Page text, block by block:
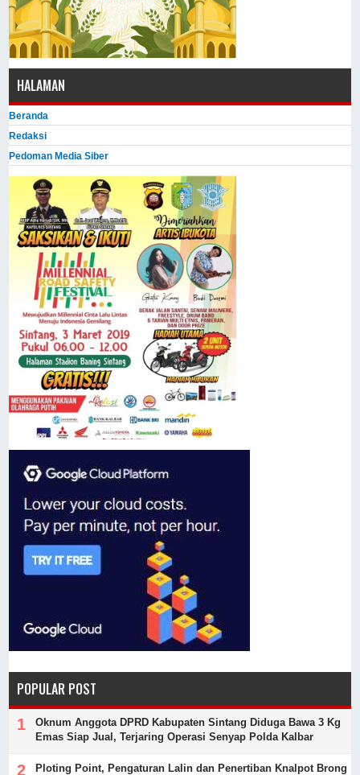
HALAMAN
Beranda
Redaksi
Pedoman Media Siber
POPULAR POST
Oknum Anggota DPRD Kabupaten Sintang Diduga Bawa 3 Kg
Emas Siap Jual, Terjaring Operasi Senyap Polda Kalbar
Ploting Point, Pengaturan Lalin dan Penertiban Knalpot Brong